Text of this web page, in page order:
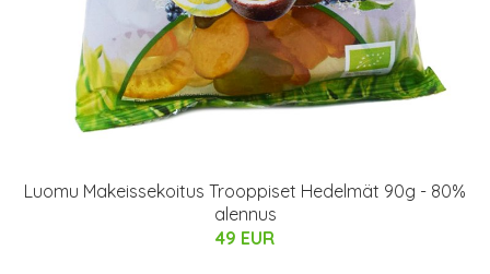
Luomu Makeissekoitus Trooppiset Hedelmät 90g - 80%
alennus
49 EUR